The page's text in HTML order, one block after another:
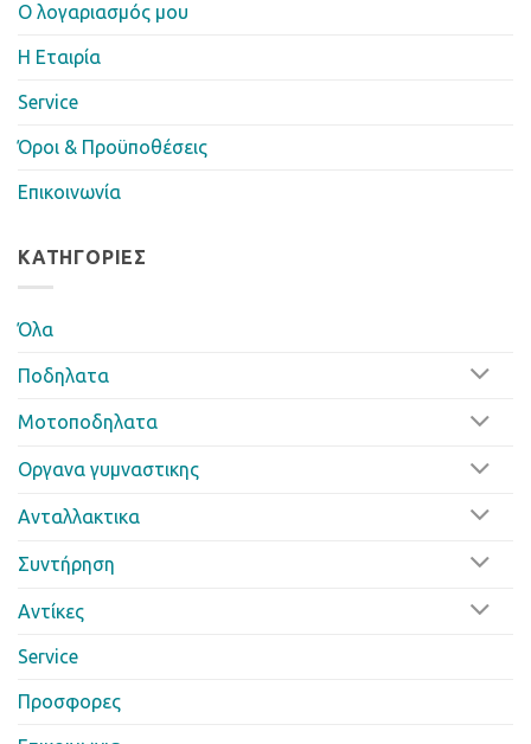
Ο λογαριασμός μου
Η Eταιρία
Service
Όροι & Προϋποθέσεις
Επικοινωνία
ΚΑΤΗΓΟΡΊΕΣ
Όλα
Ποδηλατα
Μοτοποδηλατα
Οργανα γυμναστικης
Ανταλλακτικα
Συντήρηση
Αντίκες
Service
Προσφορες